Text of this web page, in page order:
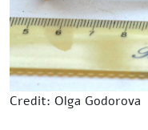
Credit: Olga Godorova